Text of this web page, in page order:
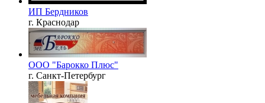
ИП Бердников
г. Краснодар
ООО "Барокко Плюс"
г. Санкт-Петербург